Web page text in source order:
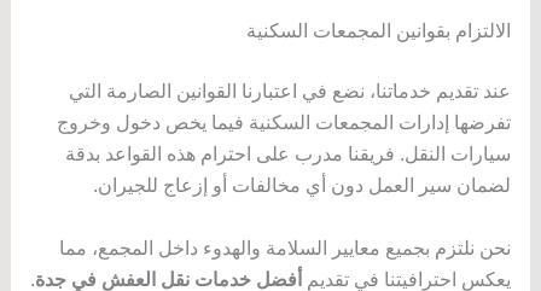
الالتزام بقوانين المجمعات السكنية
عند تقديم خدماتنا، نضع في اعتبارنا القوانين الصارمة التي
تفرضها إدارات المجمعات السكنية فيما يخص دخول وخروج
سيارات النقل. فريقنا مدرب على احترام هذه القواعد بدقة
لضمان سير العمل دون أي مخالفات أو إزعاج للجيران.
نحن نلتزم بجميع معايير السلامة والهدوء داخل المجمع، مما
يعكس احترافيتنا في تقديم
أفضل خدمات نقل العفش في جدة.